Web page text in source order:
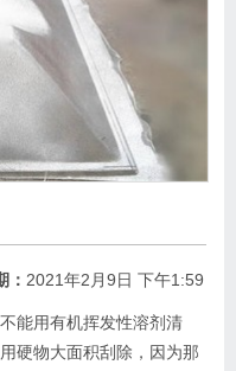
： 2021年2月9日 下午1:59
能用有机挥发性溶剂清
硬物大面积刮除，因为那